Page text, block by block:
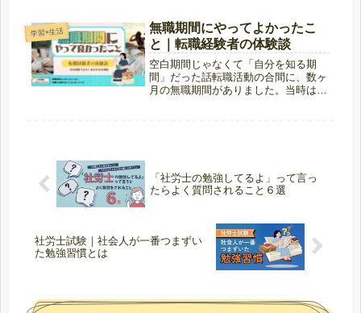
活リズムを整えよう。自堕落にはなら
ないようにしよう。せっかくの“...
学習×生活
無職期間にやってよかったこ
と｜転職経験者の体験談
空白期間じゃなくて「自分を知る期
間」だった話転職活動の合間に、数ヶ
月の無職期間がありました。当時は
「社労士の勉強してるよ」って言っ
たらよく質問されること６選
社労士試験｜社会人が一番つまずい
た勉強習慣とは